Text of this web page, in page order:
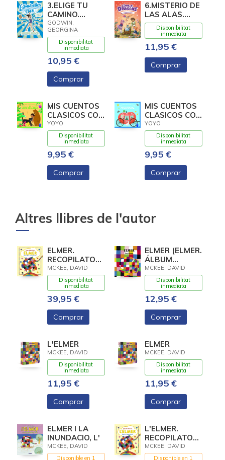
3.ELIGE TU
CAMINO.
(GYMNASTICS
STAR)
GODWIN,
GEORGINA
Disponibilitat
inmediata
10,95 €
Comprar
6.MISTERIO DE
LAS ALAS.
(LITTLE
DRAGONS)
Disponibilitat
inmediata
11,95 €
Comprar
MIS CUENTOS
CLASICOS CON
TEXTURAS. EL
LIBRO DE LA
YOYO
Disponibilitat
inmediata
9,95 €
Comprar
MIS CUENTOS
CLASICOS CON
TEXTURAS.
CENICIENTA
YOYO
Disponibilitat
inmediata
9,95 €
Comprar
Altres llibres de l'autor
ELMER.
RECOPILATORIO
DE CUENTOS -
ELMER.
CUENTOS
COMPLETOS
MCKEE, DAVID
Disponibilitat
inmediata
39,95 €
Comprar
ELMER (ELMER.
ÁLBUM
ILUSTRADO)
MCKEE, DAVID
Disponibilitat
inmediata
12,95 €
Comprar
L'ELMER
MCKEE, DAVID
Disponibilitat
inmediata
11,95 €
Comprar
ELMER
MCKEE, DAVID
Disponibilitat
inmediata
11,95 €
Comprar
ELMER I LA
INUNDACIO, L'
MCKEE, DAVID
Disponible en 1
L'ELMER.
RECOPILATORI
DE CONTES -
L'ELMER.
MCKEE, DAVID
Disponible en 1